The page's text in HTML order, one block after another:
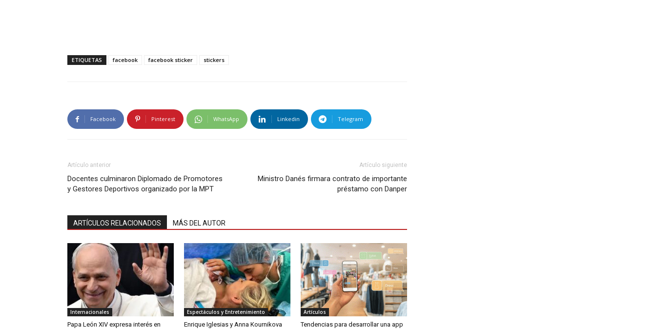
ETIQUETAS facebook facebook sticker stickers
Facebook Pinterest WhatsApp Linkedin Telegram
Artículo anterior
Docentes culminaron Diplomado de Promotores
y Gestores Deportivos organizado por la MPT
Artículo siguiente
Ministro Danés firmara contrato de importante
préstamo con Danper
ARTÍCULOS RELACIONADOS MÁS DEL AUTOR
Internacionales
Papa León XIV expresa interés en
Espectáculos y Entretenimiento
Enrique Iglesias y Anna Kournikova
Artículos
Tendencias para desarrollar una app